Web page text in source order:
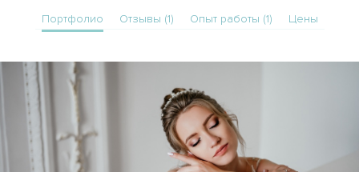
Портфолио Отзывы (1) Опыт работы (1) Цены